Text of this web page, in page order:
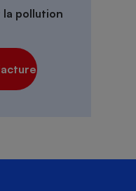
la pollution